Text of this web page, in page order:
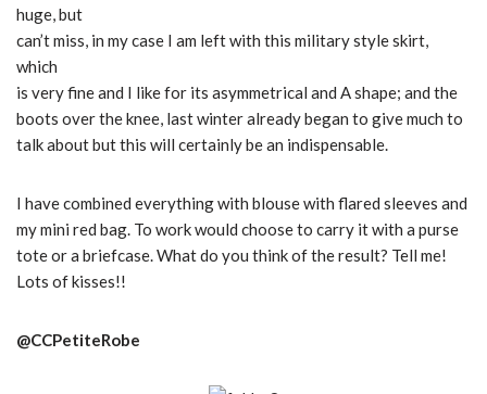
huge, but
can’t miss, in my case I am left with this military style skirt,
which
is very fine and I like for its asymmetrical and A shape; and the
boots over the knee, last winter already began to give much to
talk about but this will certainly be an indispensable.
I have combined everything with blouse with flared sleeves and
my mini red bag. To work would choose to carry it with a purse
tote or a briefcase. What do you think of the result? Tell me!
Lots of kisses!!
@CCPetiteRobe